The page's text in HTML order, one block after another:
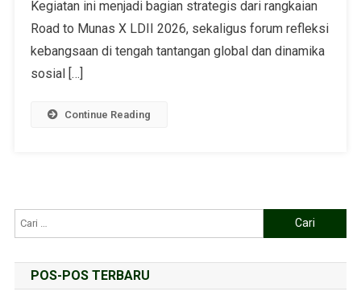
Kegiatan ini menjadi bagian strategis dari rangkaian
Road to Munas X LDII 2026, sekaligus forum refleksi
kebangsaan di tengah tantangan global dan dinamika
sosial […]
Continue Reading
POS-POS TERBARU